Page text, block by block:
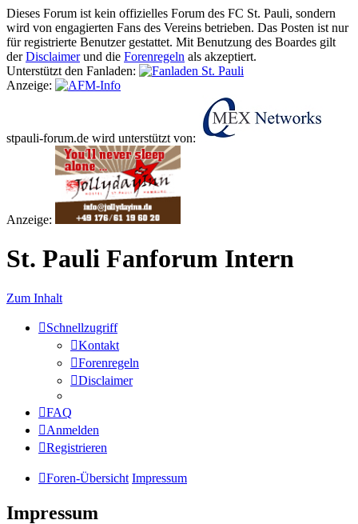
Dieses Forum ist kein offizielles Forum des FC St. Pauli, sondern
wird von engagierten Fans des Vereins betrieben. Das Posten ist nur
für registrierte Benutzer gestattet. Mit Benutzung des Boardes gilt
derDisclaimerund die Forenregeln als akzeptiert.
Unterstützt den Fanladen:
Anzeige:
stpauli-forum.de wird unterstützt von:
Anzeige:
St. Pauli Fanforum Intern
Zum Inhalt
Schnellzugriff
Kontakt
Forenregeln
Disclaimer
FAQ
Anmelden
Registrieren
Foren-Übersicht Impressum
Impressum